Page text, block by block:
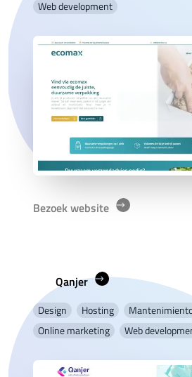
Web development
Bezoek website
Qanjer
Design Hosting
Online marketing
Web